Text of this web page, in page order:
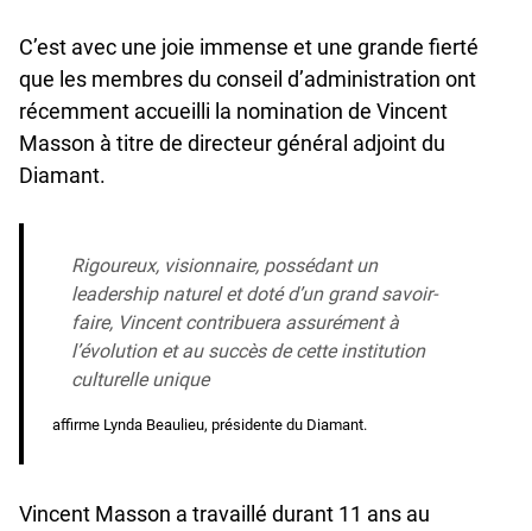
C’est avec une joie immense et une grande fierté
que les membres du conseil d’administration ont
récemment accueilli la nomination de Vincent
Masson à titre de directeur général adjoint du
Diamant.
Rigoureux, visionnaire, possédant un
leadership naturel et doté d’un grand savoir-
faire, Vincent contribuera assurément à
l’évolution et au succès de cette institution
culturelle unique
affirme Lynda Beaulieu, présidente du Diamant.
Vincent Masson a travaillé durant 11 ans au